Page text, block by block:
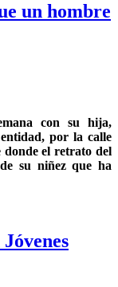
un hombre
con su hija,
por la calle
donde el retrato del
su niñez que ha